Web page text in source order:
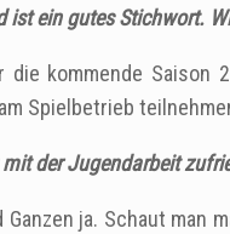
ist ein gutes Stichwort.
die kommende Saison
Spielbetrieb
mit der Jugendarbeit
Ganzen ja. Schaut